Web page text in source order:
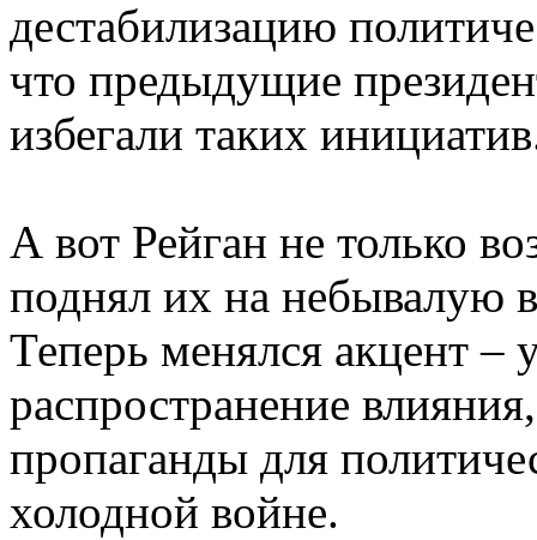
дестабилизацию
что предыдущие
избегали таких
А вот Рейган не только
поднял их на небывалую
Теперь менялся акцент –
распространение
пропаганды для
холодной войне.